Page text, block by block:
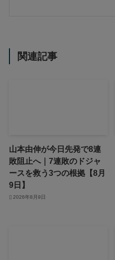
関連記事
山本由伸が今日先発で8連
敗阻止へ｜7連敗のドジャ
ースを救う3つの根拠【8月
9日】
2026年8月9日